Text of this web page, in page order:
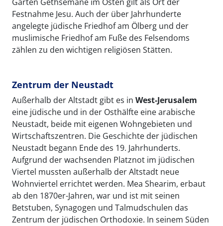
Festnahme Jesu. Auch der über Jahrhunderte
angelegte jüdische Friedhof am Ölberg und der
muslimische Friedhof am Fuße des Felsendoms
zählen zu den wichtigen religiösen Stätten.
Zentrum der Neustadt
Außerhalb der Altstadt gibt es in West-Jerusalem
eine jüdische und in der Osthälfte eine arabische
Neustadt, beide mit eigenen Wohngebieten und
Wirtschaftszentren. Die Geschichte der jüdischen
Neustadt begann Ende des 19. Jahrhunderts.
Aufgrund der wachsenden Platznot im jüdischen
Viertel mussten außerhalb der Altstadt neue
Wohnviertel errichtet werden. Mea Shearim, erbaut
ab den 1870er-Jahren, war und ist mit seinen
Betstuben, Synagogen und Talmudschulen das
Zentrum der jüdischen Orthodoxie. In seinem Süden